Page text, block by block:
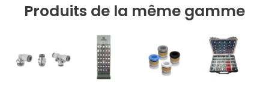
Produits de la même gamme